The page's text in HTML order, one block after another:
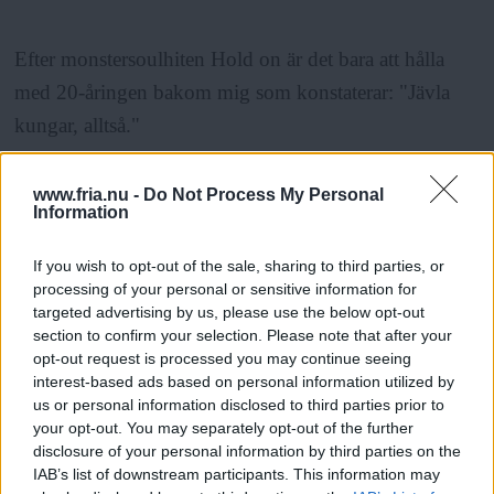
www.fria.nu - Do Not Process My Personal
Information
If you wish to opt-out of the sale, sharing to third parties, or
processing of your personal or sensitive information for
targeted advertising by us, please use the below opt-out
section to confirm your selection. Please note that after your
opt-out request is processed you may continue seeing
interest-based ads based on personal information utilized by
us or personal information disclosed to third parties prior to
your opt-out. You may separately opt-out of the further
disclosure of your personal information by third parties on the
IAB’s list of downstream participants. This information may
Efter monstersoulhiten Hold on är det bara att hålla
med 20-åringen bakom mig som konstaterar: "Jävla
kungar, alltså."
Tame Impala
Inget känns kul så kort efter beskedet att Neil Young
ställer in och det blir svårt för artisterna att fylla
glappet. Men visst försöker de och gör det med den
äran. Marijuanaröken vilar över Azaleascenens publik
när de australiensiska psykedelika-rockarna Tame
Impala går på scen. Soundet kunde vara taget från
valfri avantgardistisk 60-talsrulle, det är elektriskt och